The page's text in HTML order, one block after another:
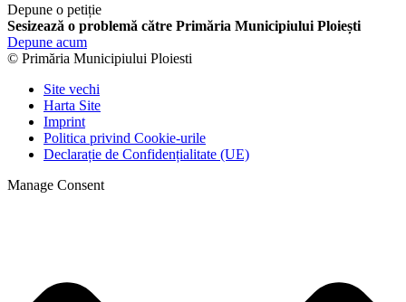
Depune o petiție
Sesizează o problemă către Primăria Municipiului Ploiești
Depune acum
© Primăria Municipiului Ploiesti
Site vechi
Harta Site
Imprint
Politica privind Cookie-urile
Declarație de Confidențialitate (UE)
Manage Consent